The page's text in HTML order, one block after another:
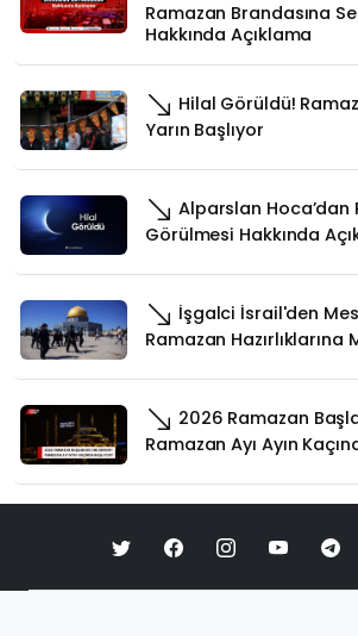
Ramazan Brandasına
Hakkında Açıklama
Hilal Görüldü!
Yarın Başlıyor
Alparslan Hoca’dan
Görülmesi Hakkında
İşgalci İsrail'den
Ramazan Hazırlıklarına
2026 Ramazan
Ramazan Ayı Ayın